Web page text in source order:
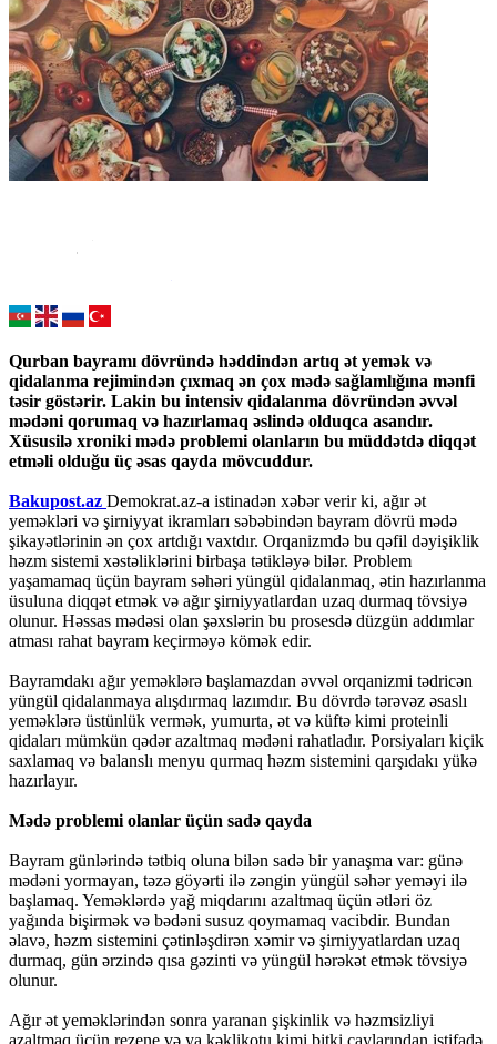
Qurban bayramı dövründə həddindən artıq ət yemək və
qidalanma rejimindən çıxmaq ən çox mədə sağlamlığına mənfi
təsir göstərir. Lakin bu intensiv qidalanma dövründən əvvəl
mədəni qorumaq və hazırlamaq əslində olduqca asandır.
Xüsusilə xroniki mədə problemi olanların bu müddətdə diqqət
etməli olduğu üç əsas qayda mövcuddur.
Bakupost.az Demokrat.az-a istinadən xəbər verir ki, ağır ət
yeməkləri və şirniyyat ikramları səbəbindən bayram dövrü mədə
şikayətlərinin ən çox artdığı vaxtdır. Orqanizmdə bu qəfil dəyişiklik
həzm sistemi xəstəliklərini birbaşa tətikləyə bilər. Problem
yaşamamaq üçün bayram səhəri yüngül qidalanmaq, ətin hazırlanma
üsuluna diqqət etmək və ağır şirniyyatlardan uzaq durmaq tövsiyə
olunur. Həssas mədəsi olan şəxslərin bu prosesdə düzgün addımlar
atması rahat bayram keçirməyə kömək edir.
Bayramdakı ağır yeməklərə başlamazdan əvvəl orqanizmi tədricən
yüngül qidalanmaya alışdırmaq lazımdır. Bu dövrdə tərəvəz əsaslı
yeməklərə üstünlük vermək, yumurta, ət və küftə kimi proteinli
qidaları mümkün qədər azaltmaq mədəni rahatladır. Porsiyaları kiçik
saxlamaq və balanslı menyu qurmaq həzm sistemini qarşıdakı yükə
hazırlayır.
Mədə problemi olanlar üçün sadə qayda
Bayram günlərində tətbiq oluna bilən sadə bir yanaşma var: günə
mədəni yormayan, təzə göyərti ilə zəngin yüngül səhər yeməyi ilə
başlamaq. Yeməklərdə yağ miqdarını azaltmaq üçün ətləri öz
yağında bişirmək və bədəni susuz qoymamaq vacibdir. Bundan
əlavə, həzm sistemini çətinləşdirən xəmir və şirniyyatlardan uzaq
durmaq, gün ərzində qısa gəzinti və yüngül hərəkət etmək tövsiyə
olunur.
Ağır ət yeməklərindən sonra yaranan şişkinlik və həzmsizliyi
azaltmaq üçün rezene və ya kəklikotu kimi bitki çaylarından istifadə